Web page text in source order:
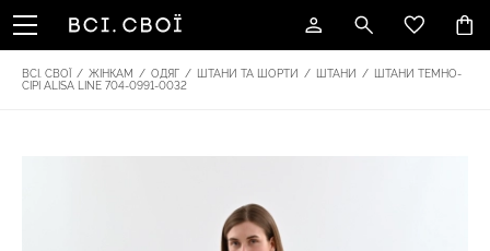
ВСІ. СВОЇ / ЖІНКАМ / ОДЯГ / ШТАНИ ТА ШОРТИ / ШТАНИ /
ШТАНИ ТЕМНО-
СІРІ ALISA LINE 704-0991-0032